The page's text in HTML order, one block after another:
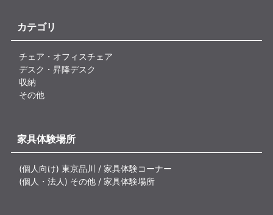
カテゴリ
チェア・オフィスチェア
デスク・昇降デスク
収納
その他
家具体験場所
(個人向け) 東京品川 / 家具体験コーナー
(個人・法人) その他 / 家具体験場所